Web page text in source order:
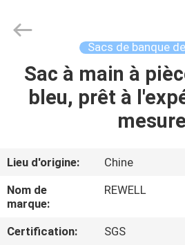
MAISON
AU
SUJET
DE
NOUS
Group
Limited.
Reserved.
Developed
Sacs de banque
Sac à main à
bleu, prêt à
Lieu d'origine:
Chine
Nom de
marque:
REWELL
Certification:
SGS